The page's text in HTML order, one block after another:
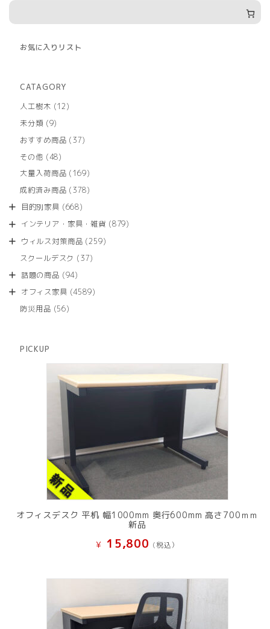
お気に入りリスト
CATAGORY
人工樹木
1212
商
未分類 99
の
商
おすすめ商品 3737
商
その他 4848
の
商
大量入荷商品 169169
の
成約済み商品 378378
商
目的別家具 668668
の
商
インテリア・家具・雑貨 879879
ウィルス対策商品 259259
スクールデスク 3737
商
話題の商品 9494
の
オフィス家具 45894589
防災用品 5656
PICKUP
オフィスデスク 平机 幅1000mm 奥行600mm 高さ700ｍｍ
新品
¥ 15,800 (税込）